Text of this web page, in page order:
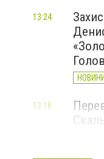
НОВИНИ
13:24
12:18